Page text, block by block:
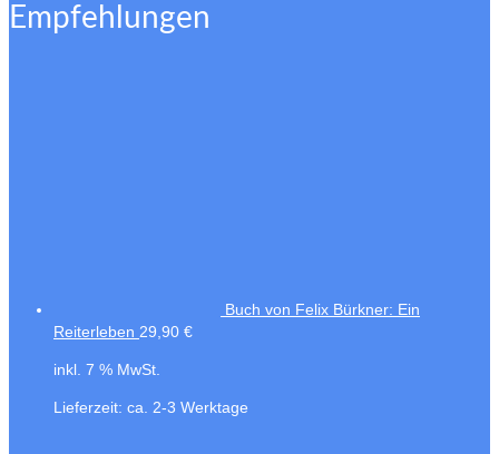
Empfehlungen
Buch von Felix Bürkner: Ein
Reiterleben 29,90 €
inkl. 7 % MwSt.
Lieferzeit: ca. 2-3 Werktage